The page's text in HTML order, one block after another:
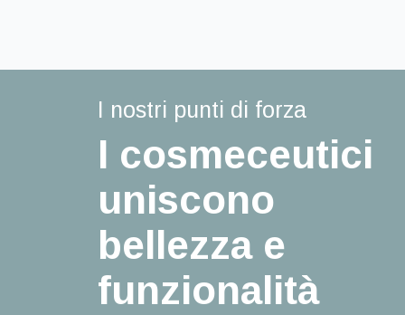
I nostri punti di forza
I cosmeceutici
uniscono
bellezza e
funzionalità